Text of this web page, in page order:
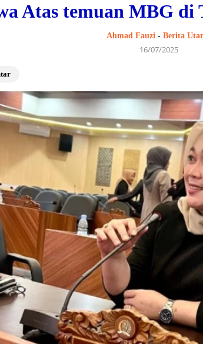
Atas temuan MBG di
Ahmad Fauzi- Berita
16/07/2025